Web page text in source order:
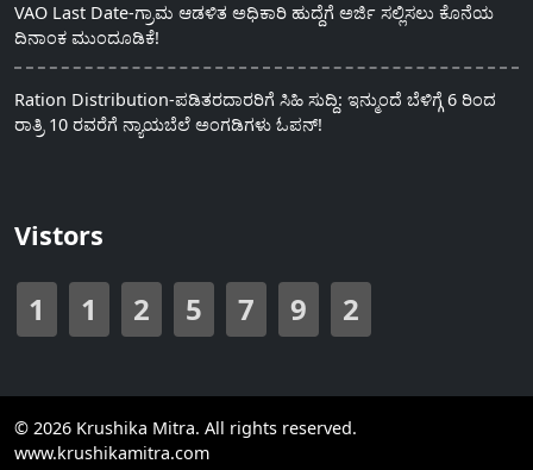
VAO Last Date-ಗ್ರಾಮ ಆಡಳಿತ ಅಧಿಕಾರಿ ಹುದ್ದೆಗೆ ಅರ್ಜಿ ಸಲ್ಲಿಸಲು ಕೊನೆಯ
ದಿನಾಂಕ ಮುಂದೂಡಿಕೆ!
Ration Distribution-ಪಡಿತರದಾರರಿಗೆ ಸಿಹಿ ಸುದ್ದಿ: ಇನ್ಮುಂದೆ ಬೆಳಿಗ್ಗೆ 6 ರಿಂದ
ರಾತ್ರಿ 10 ರವರೆಗೆ ನ್ಯಾಯಬೆಲೆ ಅಂಗಡಿಗಳು ಓಪನ್!
Vistors
1 1 2 5 7 9 2
© 2026 Krushika Mitra. All rights reserved.
www.krushikamitra.com